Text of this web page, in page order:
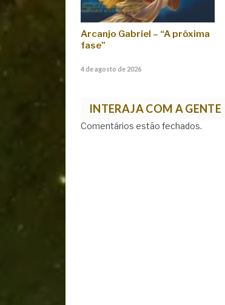
Arcanjo Gabriel – “A próxima
fase”
4 de agosto de 2026
INTERAJA COM A GENTE
Comentários estão fechados.